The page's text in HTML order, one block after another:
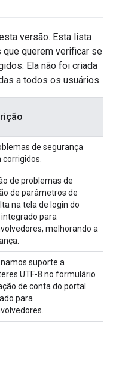
versão. Esta lista
querem verificar se
Ela não foi criada
a todos os usuários.
de segurança
de problemas de
de parâmetros de
na tela de login do
para
melhorando a
suporte a
UTF-8 no formulário
de conta do portal
para